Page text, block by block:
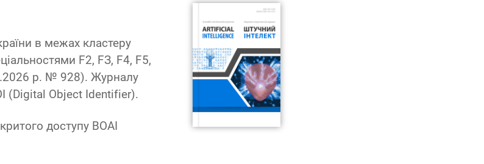
в межах кластеру
F2, FЗ, F4, F5,
р. № 928). Журналу
(Digital Object Identifier).
доступу BOAI